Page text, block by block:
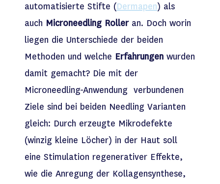
automatisierte Stifte (Dermapen) als
auch Microneedling Roller an. Doch worin
liegen die Unterschiede der beiden
Methoden und welche Erfahrungen wurden
damit gemacht? Die mit der
Microneedling-Anwendung verbundenen
Ziele sind bei beiden Needling Varianten
gleich: Durch erzeugte Mikrodefekte
(winzig kleine Löcher) in der Haut soll
eine Stimulation regenerativer Effekte,
wie die Anregung der Kollagensynthese,